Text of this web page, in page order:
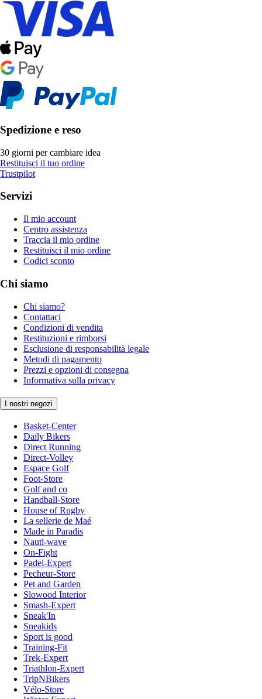
Spedizione e reso
30 giorni per cambiare idea
Restituisci il tuo ordine
Trustpilot
Servizi
Il mio account
Centro assistenza
Traccia il mio ordine
Restituisci il mio ordine
Codici sconto
Chi siamo
Chi siamo?
Contattaci
Condizioni di vendita
Restituzioni e rimborsi
Esclusione di responsabilità legale
Metodi di pagamento
Prezzi e opzioni di consegna
Informativa sulla privacy
I nostri negozi
Basket-Center
Daily Bikers
Direct Running
Direct-Volley
Espace Golf
Foot-Store
Golf and co
Handball-Store
House of Rugby
La sellerie de Maé
Made in Paradis
Nauti-wave
On-Fight
Padel-Expert
Pecheur-Store
Pet and Garden
Slowood Interior
Smash-Expert
Sneak'In
Sneakids
Sport is good
Training-Fit
Trek-Expert
Triathlon-Expert
TripNBikers
Vélo-Store